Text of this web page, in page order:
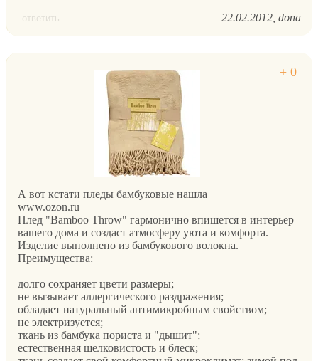
ответить 22.02.2012 dona
А вот кстати пледы бамбуковые нашла
www.ozon.ru
Плед "Bamboo Throw" гармонично впишется в интерьер
вашего дома и создаст атмосферу уюта и комфорта.
Изделие выполнено из бамбукового волокна.
Преимущества:
долго сохраняет цвети размеры;
не вызывает аллергического раздражения;
обладает натуральный антимикробным свойством;
не электризуется;
ткань из бамбука пориста и "дышит";
естественная шелковистость и блеск;